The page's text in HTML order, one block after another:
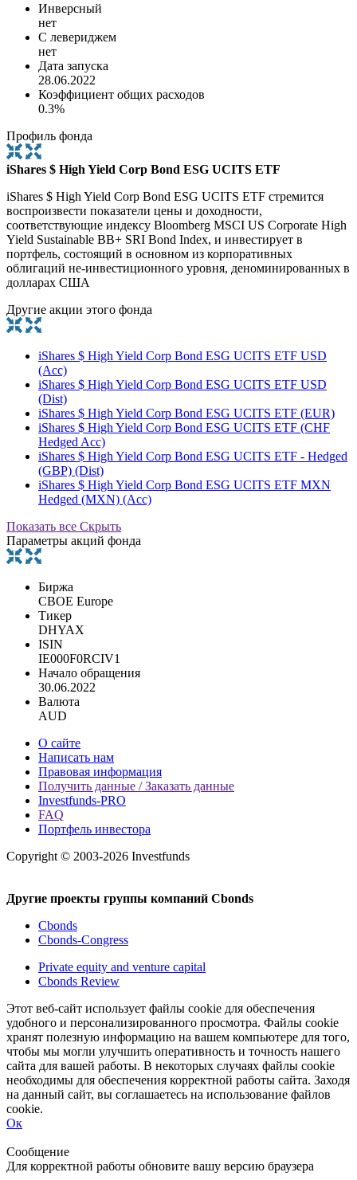
Инверсный
нет
С левериджем
нет
Дата запуска
28.06.2022
Коэффициент общих расходов
0.3%
Профиль фонда
iShares $ High Yield Corp Bond ESG UCITS ETF
iShares $ High Yield Corp Bond ESG UCITS ETF стремится
воспроизвести показатели цены и доходности,
соответствующие индексу Bloomberg MSCI US Corporate High
Yield Sustainable BB+ SRI Bond Index, и инвестирует в
портфель, состоящий в основном из корпоративных
облигаций не-инвестиционного уровня, деноминированных в
долларах США
Другие акции этого фонда
iShares $ High Yield Corp Bond ESG UCITS ETF USD
(Acc)
iShares $ High Yield Corp Bond ESG UCITS ETF USD
(Dist)
iShares $ High Yield Corp Bond ESG UCITS ETF (EUR)
iShares $ High Yield Corp Bond ESG UCITS ETF (CHF
Hedged Acc)
iShares $ High Yield Corp Bond ESG UCITS ETF - Hedged
(GBP) (Dist)
iShares $ High Yield Corp Bond ESG UCITS ETF MXN
Hedged (MXN) (Acc)
Показать все Скрыть
Параметры акций фонда
Биржа
CBOE Europe
Тикер
DHYAX
ISIN
IE000F0RCIV1
Начало обращения
30.06.2022
Валюта
AUD
О сайте
Написать нам
Правовая информация
Получить данные / Заказать данные
Investfunds-PRO
FAQ
Портфель инвестора
Copyright © 2003-2026 Investfunds
Другие проекты группы компаний Cbonds
Cbonds
Cbonds-Congress
Private equity and venture capital
Cbonds Review
Этот веб-сайт использует файлы cookie для обеспечения
удобного и персонализированного просмотра. Файлы cookie
хранят полезную информацию на вашем компьютере для того,
чтобы мы могли улучшить оперативность и точность нашего
сайта для вашей работы. В некоторых случаях файлы cookie
необходимы для обеспечения корректной работы сайта. Заходя
на данный сайт, вы соглашаетесь на использование файлов
cookie.
Ок
Сообщение
Для корректной работы обновите вашу версию браузера